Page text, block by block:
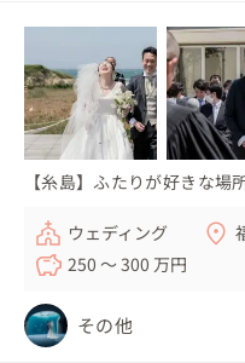
【糸島】ふたりが好きな
ウェディング
250 〜 300 万円
その他